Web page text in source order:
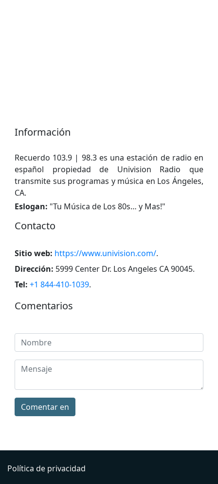
Información
Recuerdo 103.9 | 98.3 es una estación de radio en
español propiedad de Univision Radio que
transmite sus programas y música en Los Ángeles,
CA.
Eslogan: "Tu Música de Los 80s… y Mas!"
Contacto
Sitio web: https://www.univision.com/.
Dirección: 5999 Center Dr. Los Angeles CA 90045.
Tel: +1 844-410-1039.
Comentarios
Comentar en
Política de privacidad